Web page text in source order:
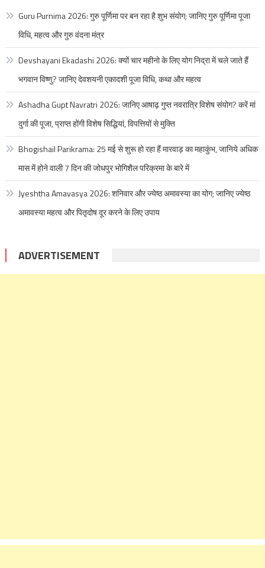
Guru Purnima 2026: गुरु पूर्णिमा पर बन रहा है शुभ संयोग; जानिए गुरु पूर्णिमा पूजा
विधि, महत्व और गुरु वंदना मंत्र
Devshayani Ekadashi 2026: क्यों चार महीनो के लिए योग निद्रा में चले जाते हैं
भगवान विष्णु? जानिए देवशयनी एकादशी पूजा विधि, कथा और महत्व
Ashadha Gupt Navratri 2026: जानिए आषाढ़ गुप्त नवरात्रि विशेष संयोग? करें मां
दुर्गा की पूजा, प्राप्त होंगी विशेष सिद्धियां, विपत्तियों से मुक्ति
Bhogishail Parikrama: 25 मई से शुरू हो रहा हैं मारवाड़ का महाकुंभ, जानिये अधिक
मास में होने वाली 7 दिन की जोधपुर भोगिशैल परिक्रमा के बारे में
Jyeshtha Amavasya 2026: शनिवार और ज्येष्ठ अमावस्या का योग; जानिए ज्येष्ठ
अमावस्या महत्व और पितृदोष दूर करने के लिए उपाय
ADVERTISEMENT